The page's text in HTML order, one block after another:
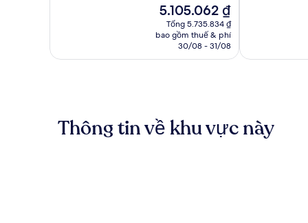
Giá
hiện
tại
5.105.062 ₫
5.105.062 ₫
Tổng 5.735.834 ₫
bao gồm thuế & phí
30/08 - 31/08
xét
Thông tin về khu vực này